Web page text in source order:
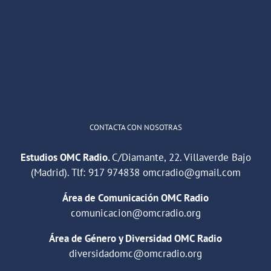
CONTACTA CON NOSOTRAS
Estudios OMC Radio.C/Diamante, 22. Villaverde Bajo
(Madrid). Tlf: 917 974838 omcradio@gmail.com
Área de Comunicación OMC Radio
comunicacion@omcradio.org
Área de Género y Diversidad OMC Radio
diversidadomc@omcradio.org